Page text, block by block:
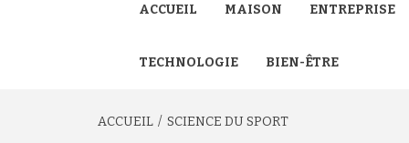
ACCUEIL MAISON ENTREPRISE
TECHNOLOGIE BIEN-ÊTRE
ACCUEIL SCIENCE DU SPORT